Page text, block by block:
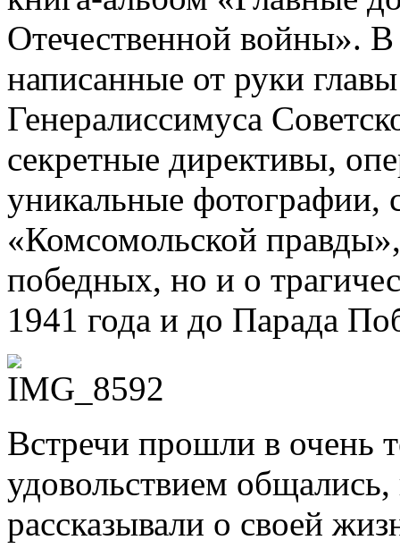
Отечественной войны».
написанные от руки
Генералиссимуса
секретные директивы,
уникальные фотографии,
«Комсомольской
победных, но и о
1941 года и до Парада
Встречи прошли в очень
удовольствием
рассказывали о своей